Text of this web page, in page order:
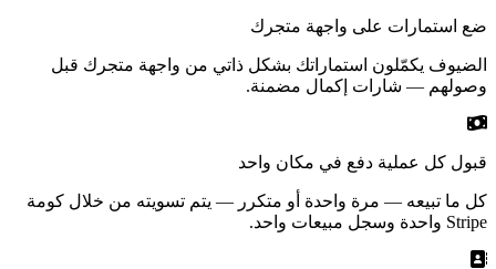
ضع استمارات على واجهة متجرك
الضيوف يكمّلون استماراتك بشكل ذاتي من واجهة متجرك قبل
وصولهم — شارات إكمال مضمنة.
قبول كل عملية دفع في مكان واحد
كل ما تبيعه — مرة واحدة أو متكرر — يتم تسويته من خلال كومة
Stripe واحدة وسجل مبيعات واحد.